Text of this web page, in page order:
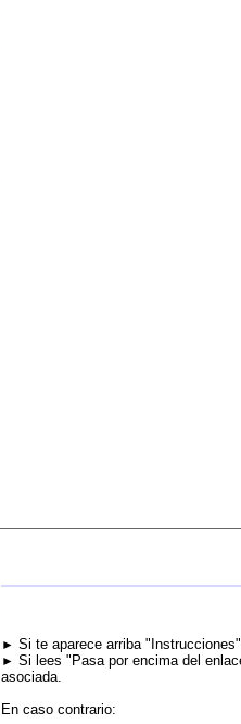
► Si te aparece arriba
► Si lees "Pasa por encima del
asociada.
En caso contrario: